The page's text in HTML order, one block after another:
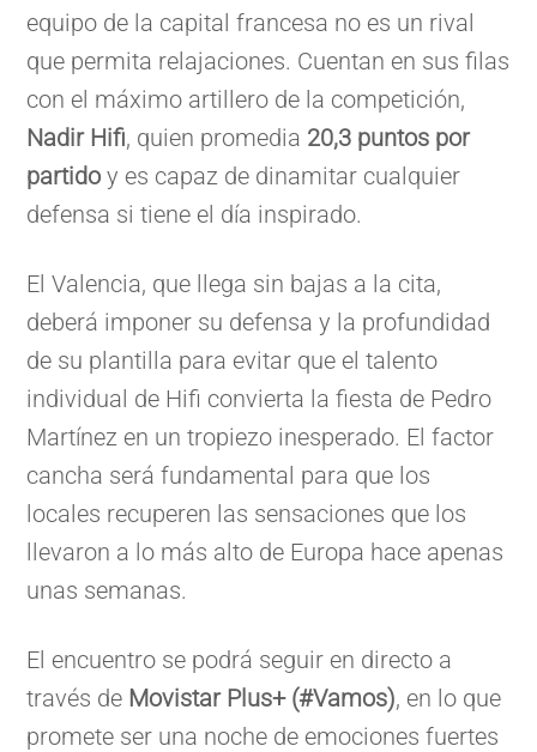
equipo de la capital francesa no es un rival
que permita relajaciones. Cuentan en sus filas
con el máximo artillero de la competición,
Nadir Hifi, quien promedia 20,3 puntos por
partido y es capaz de dinamitar cualquier
defensa si tiene el día inspirado.
El Valencia, que llega sin bajas a la cita,
deberá imponer su defensa y la profundidad
de su plantilla para evitar que el talento
individual de Hifi convierta la fiesta de Pedro
Martínez en un tropiezo inesperado. El factor
cancha será fundamental para que los
locales recuperen las sensaciones que los
llevaron a lo más alto de Europa hace apenas
unas semanas.
El encuentro se podrá seguir en directo a
través de Movistar Plus+ (#Vamos), en lo que
promete ser una noche de emociones fuertes